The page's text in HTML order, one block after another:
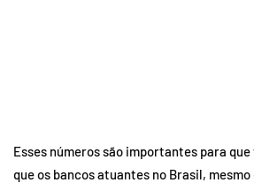
Esses números são importantes para
que os bancos atuantes no Brasil,